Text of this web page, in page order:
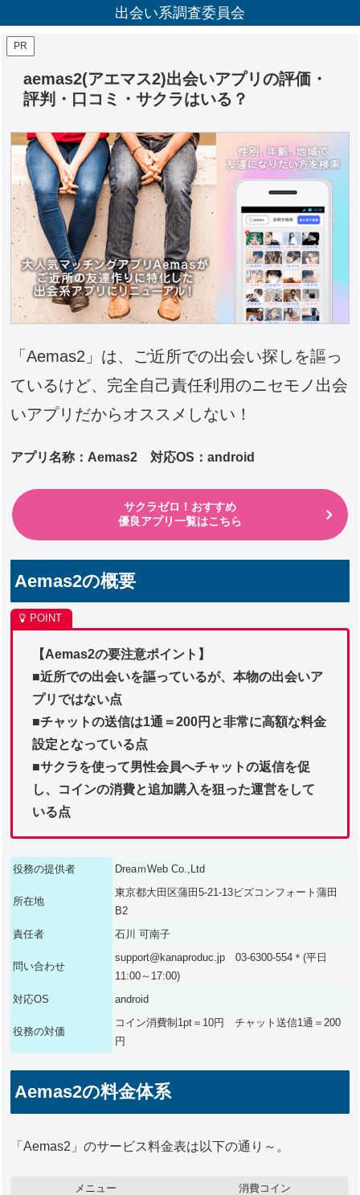
出会い系調査委員会
PR
aemas2(アエマス2)出会いアプリの評価・
評判・口コミ・サクラはいる？
「Aemas2」は、ご近所での出会い探しを謳っ
ているけど、完全自己責任利用のニセモノ出会
いアプリだからオススメしない！
アプリ名称：Aemas2 対応OS：android
サクラゼロ！おすすめ
優良アプリ一覧はこちら
Aemas2の概要
【Aemas2の要注意ポイント】
■近所での出会いを謳っているが、本物の出会いア
プリではない点
■チャットの送信は1通＝200円と非常に高額な料金
設定となっている点
■サクラを使って男性会員へチャットの返信を促
し、コインの消費と追加購入を狙った運営をして
いる点
役務の提供者 DreaｍWeb Co.,Ltd
所在地
東京都大田区蒲田5-21-13ビズコンフォート蒲田
B2
責任者
石川 可南子
問い合わせ
support@kanaproduc.jp 03-6300-554＊(平日
11:00～17:00)
対応OS
android
役務の対価
コイン消費制1pt＝10円 チャット送信1通＝200
円
Aemas2の料金体系
「Aemas2」のサービス料金表は以下の通り～。
メニュー
消費コイン